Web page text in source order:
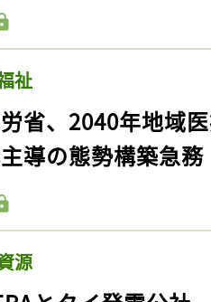
祉
労省、2040年地域
導の態勢構築急務
源